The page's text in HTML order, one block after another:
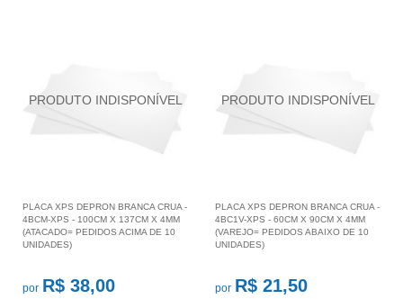
PLACA XPS DEPRON BRANCA CRUA -
4BCM-XPS - 100CM X 137CM X 4MM
(ATACADO= PEDIDOS ACIMA DE 10
UNIDADES)
por R$ 38,00
PLACA XPS DEPRON BRANCA CRUA -
4BC1V-XPS - 60CM X 90CM X 4MM
(VAREJO= PEDIDOS ABAIXO DE 10
UNIDADES)
por R$ 21,50